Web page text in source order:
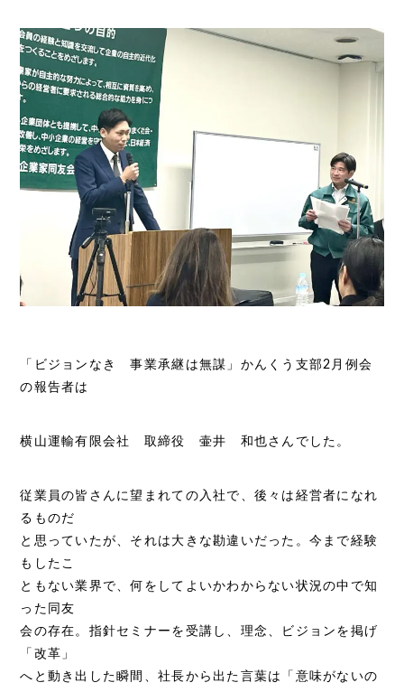
「ビジョンなき 事業承継は無謀」かんくう支部2月例会
の報告者は
横山運輸有限会社 取締役 壷井 和也さんでした。
従業員の皆さんに望まれての入社で、後々は経営者になれ
るものだ
と思っていたが、それは大きな勘違いだった。今まで経験
もしたこ
ともない業界で、何をしてよいかわからない状況の中で知
った同友
会の存在。指針セミナーを受講し、理念、ビジョンを掲げ
「改革」
へと動き出した瞬間、社長から出た言葉は「意味がないの